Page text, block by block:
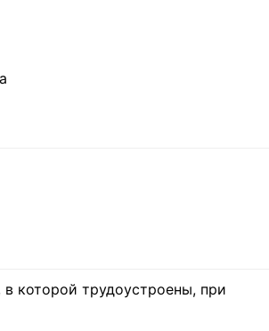
которой трудоустроены, при